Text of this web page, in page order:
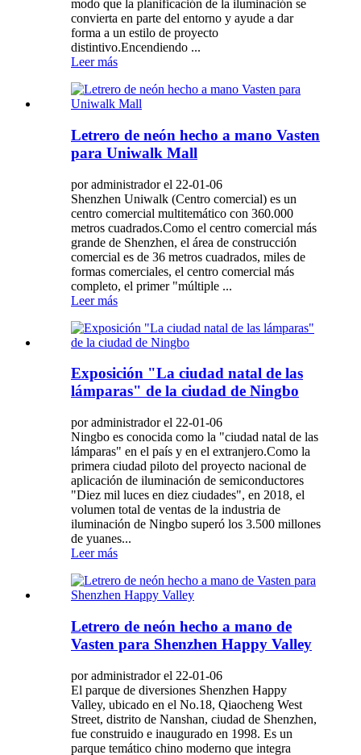
modo que la planificación de la iluminación se
convierta en parte del entorno y ayude a dar
forma a un estilo de proyecto
distintivo.Encendiendo ...
Leer más
Letrero de neón hecho a mano Vasten
para Uniwalk Mall
por administrador el 22-01-06
Shenzhen Uniwalk (Centro comercial) es un
centro comercial multitemático con 360.000
metros cuadrados.Como el centro comercial más
grande de Shenzhen, el área de construcción
comercial es de 36 metros cuadrados, miles de
formas comerciales, el centro comercial más
completo, el primer "múltiple ...
Leer más
Exposición "La ciudad natal de las
lámparas" de la ciudad de Ningbo
por administrador el 22-01-06
Ningbo es conocida como la "ciudad natal de las
lámparas" en el país y en el extranjero.Como la
primera ciudad piloto del proyecto nacional de
aplicación de iluminación de semiconductores
"Diez mil luces en diez ciudades", en 2018, el
volumen total de ventas de la industria de
iluminación de Ningbo superó los 3.500 millones
de yuanes...
Leer más
Letrero de neón hecho a mano de
Vasten para Shenzhen Happy Valley
por administrador el 22-01-06
El parque de diversiones Shenzhen Happy
Valley, ubicado en el No.18, Qiaocheng West
Street, distrito de Nanshan, ciudad de Shenzhen,
fue construido e inaugurado en 1998. Es un
parque temático chino moderno que integra